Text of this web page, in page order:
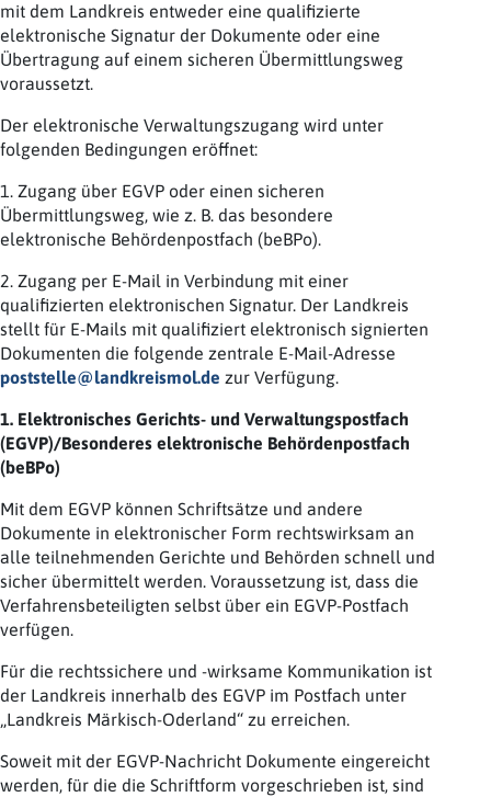
mit dem Landkreis entweder eine qualifizierte
elektronische Signatur der Dokumente oder eine
Übertragung auf einem sicheren Übermittlungsweg
voraussetzt.
Der elektronische Verwaltungszugang wird unter
folgenden Bedingungen eröffnet:
1. Zugang über EGVP oder einen sicheren
Übermittlungsweg, wie z. B. das besondere
elektronische Behördenpostfach (beBPo).
2. Zugang per E-Mail in Verbindung mit einer
qualifizierten elektronischen Signatur. Der Landkreis
stellt für E-Mails mit qualifiziert elektronisch signierten
Dokumenten die folgende zentrale E-Mail-Adresse
poststelle@landkreismol.de zur Verfügung.
1. Elektronisches Gerichts- und Verwaltungspostfach
(EGVP)/Besonderes elektronische Behördenpostfach
(beBPo)
Mit dem EGVP können Schriftsätze und andere
Dokumente in elektronischer Form rechtswirksam an
alle teilnehmenden Gerichte und Behörden schnell und
sicher übermittelt werden. Voraussetzung ist, dass die
Verfahrensbeteiligten selbst über ein EGVP-Postfach
verfügen.
Für die rechtssichere und -wirksame Kommunikation ist
der Landkreis innerhalb des EGVP im Postfach unter
„Landkreis Märkisch-Oderland“ zu erreichen.
Soweit mit der EGVP-Nachricht Dokumente eingereicht
werden, für die die Schriftform vorgeschrieben ist, sind